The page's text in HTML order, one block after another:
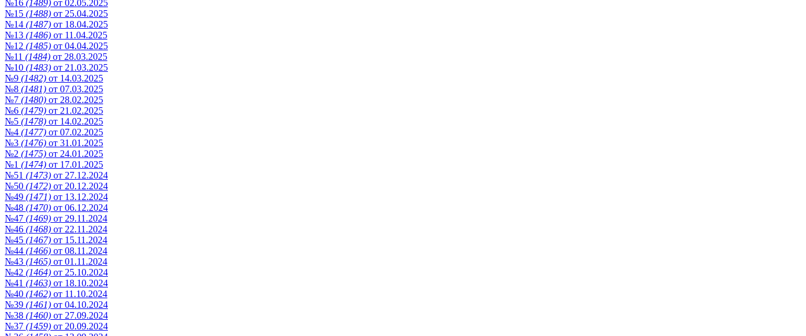
№16 (1489) от 02.05.2025
№15 (1488) от 25.04.2025
№14 (1487) от 18.04.2025
№13 (1486) от 11.04.2025
№12 (1485) от 04.04.2025
№11 (1484) от 28.03.2025
№10 (1483) от 21.03.2025
№9 (1482) от 14.03.2025
№8 (1481) от 07.03.2025
№7 (1480) от 28.02.2025
№6 (1479) от 21.02.2025
№5 (1478) от 14.02.2025
№4 (1477) от 07.02.2025
№3 (1476) от 31.01.2025
№2 (1475) от 24.01.2025
№1 (1474) от 17.01.2025
№51 (1473) от 27.12.2024
№50 (1472) от 20.12.2024
№49 (1471) от 13.12.2024
№48 (1470) от 06.12.2024
№47 (1469) от 29.11.2024
№46 (1468) от 22.11.2024
№45 (1467) от 15.11.2024
№44 (1466) от 08.11.2024
№43 (1465) от 01.11.2024
№42 (1464) от 25.10.2024
№41 (1463) от 18.10.2024
№40 (1462) от 11.10.2024
№39 (1461) от 04.10.2024
№38 (1460) от 27.09.2024
№37 (1459) от 20.09.2024